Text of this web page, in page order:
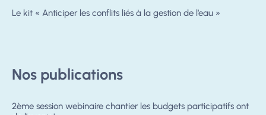
Le kit « Anticiper les conflits liés à la gestion de l’eau »
Nos publications
2ème session webinaire chantier les budgets participatifs ont